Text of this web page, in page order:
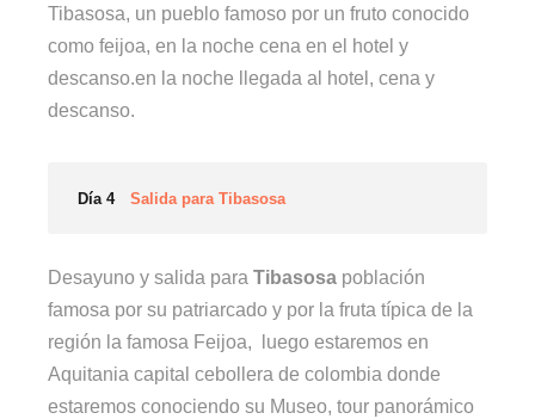
Tibasosa, un pueblo famoso por un fruto conocido
como feijoa, en la noche cena en el hotel y
descanso.en la noche llegada al hotel, cena y
descanso.
Día 4 Salida para Tibasosa
Desayuno y salida para Tibasosa población
famosa por su patriarcado y por la fruta típica de la
región la famosa Feijoa, luego estaremos en
Aquitania capital cebollera de colombia donde
estaremos conociendo su Museo, tour panorámico